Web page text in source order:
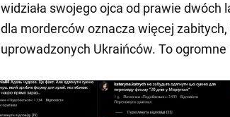
widziała swojego ojca od prawie dwóch
dla morderców oznacza więcej
uprowadzonych Ukraińców. To